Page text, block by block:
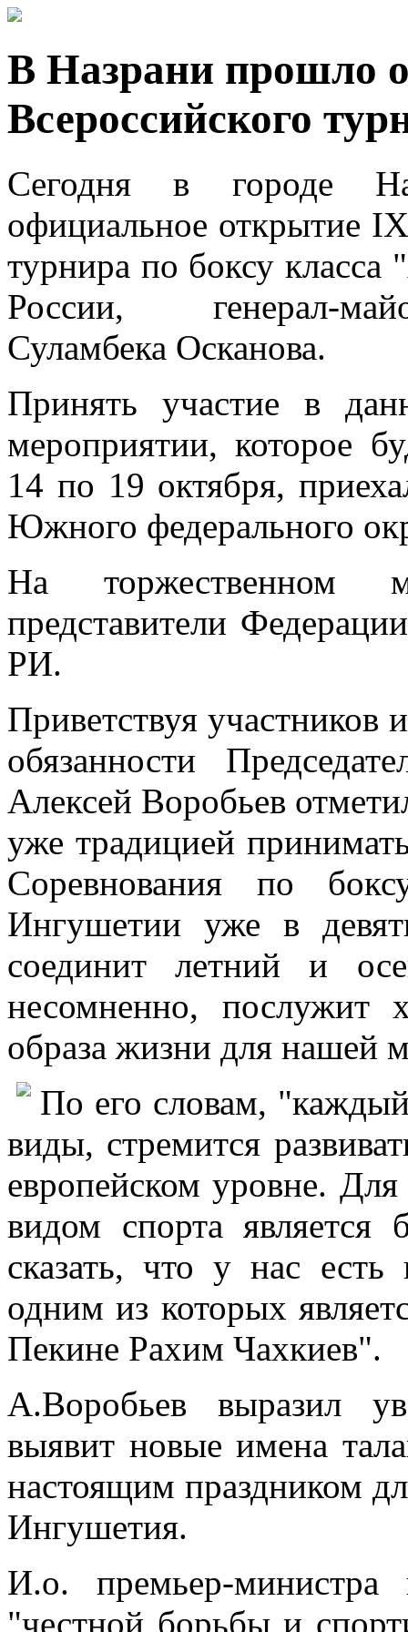
В Назрани прошло
Всероссийского
Сегодня в городе
официальное открытие
турнира по боксу
России, генерал-
Суламбека Осканова.
Принять участие в
мероприятии, которое
14 по 19 октября,
Южного федерального
На торжественном
представители
РИ.
Приветствуя
обязанности
Алексей Воробьев
уже традицией
Соревнования по
Ингушетии уже в
соединит летний и
несомненно, послужит
образа жизни для нашей
По его словам,
виды, стремится
европейском уровне.
видом спорта
сказать, что у нас
одним из которых
Пекине Рахим Чахкиев".
А.Воробьев выразил
выявит новые имена
настоящим праздником
Ингушетия.
И.о. премьер-министра
"честной борьбы и